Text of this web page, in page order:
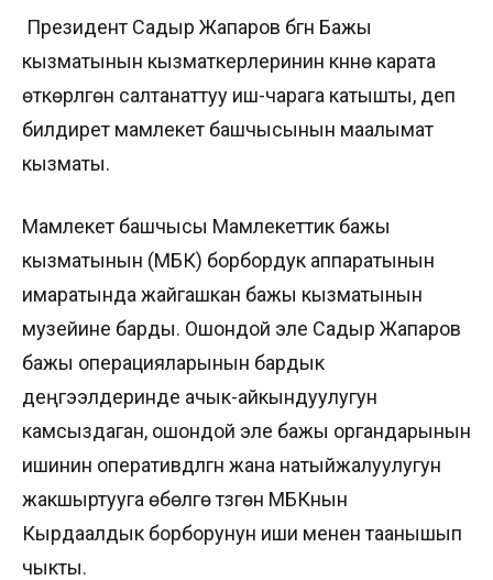
Президент Садыр Жапаров бүгүн Бажы
кызматынын кызматкерлеринин күнүнө карата
өткөрүлгөн салтанаттуу иш-чарага катышты, деп
билдирет мамлекет башчысынын маалымат
кызматы.
Мамлекет башчысы Мамлекеттик бажы
кызматынын (МБК) борбордук аппаратынын
имаратында жайгашкан бажы кызматынын
музейине барды. Ошондой эле Садыр Жапаров
бажы операцияларынын бардык
деңгээлдеринде ачык-айкындуулугун
камсыздаган, ошондой эле бажы органдарынын
ишинин оперативдүүлүгүн жана натыйжалуулугун
жакшыртууга өбөлгө түзгөн МБКнын
Кырдаалдык борборунун иши менен таанышып
чыкты.